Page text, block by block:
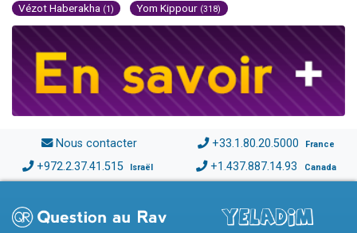
Vézot Haberakha (1) Yom Kippour (318)
Nous contacter +33.1.80.20.5000 France
+972.2.37.41.515 Israël +1.437.887.14.93 Canada